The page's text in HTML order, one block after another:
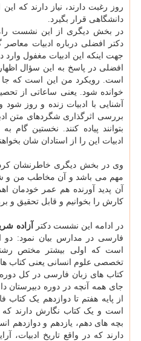
روز رغبت دارند، نیاز دارند که
دانشگاهی قرار بگیرد.
در بخش دیگری از این نشست
دکتر افضلی درباره ادبیات
جهت اینکه این ادبیات مغفول
افضلی در پاسخ به این سؤال
است. رویکرد من این است که جا
خوانده شود. یعنی ساعاتی از
آشنایی با ادبیات زنده و روز
بررسی اثرگذاری شگردهای متن
بتوانند پیاده کنند. نخستین
ادبیات این را از استادان شان
وی در بخش دیگری خاطرنشان
مهم می باشد و آن مخاطب من و
آن پدید آورنده هم عمر خودمان
کارش را بخوانیم و قابل تحقیق و
در ادامه این نشست دکتر آزاده
فارسی در مدارس بیان نمود: دو
است که اولی بیشتر مختص
تخصصی علوم انسانی یعنی کتاب های
کتاب های زبان فارسی در کل
جای همه آنچه در دوره دبیرستان
است و یک کتاب نگارش دارند
بچه های دهم، یازدهم و دوازدهم
دارند که در واقع تاریخ ادبیات،